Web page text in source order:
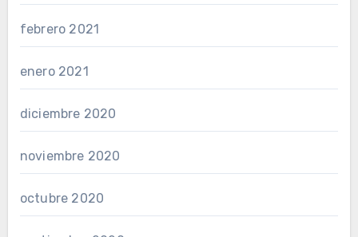
febrero 2021
enero 2021
diciembre 2020
noviembre 2020
octubre 2020